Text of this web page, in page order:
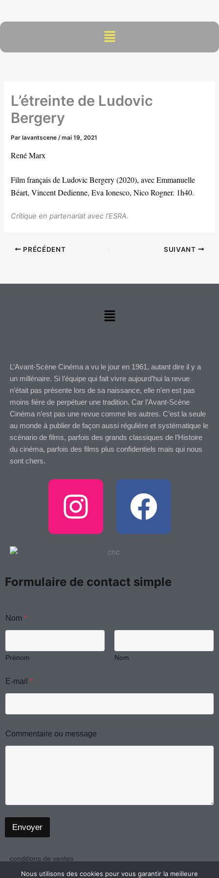
contenu
Menu
L’étreinte de Ludovic
Bergery
Parlavantscene /mai 19, 2021
René Marx
Film français de Ludovic Bergery (2020), avec Emmanuelle
Béart, Vincent Dedienne, Eva Ionesco, Nico Rogner. 1h40.
Critique en partenariat avec l’ESRA.
PRÉCÉDENT SUIVANT
Menu
L’Avant-Scène Cinéma a vu le jour en 1961, autant dire il y a
un millénaire. Si l’équipe qui fait vivre aujourd’hui la revue
n’était pas présente lors de sa naissance, elle n’en est pas
moins fière de perpétuer une tradition. Car l’Avant-Scène
Cinéma n’est pas une revue comme les autres. C’est la seule
au monde à publier de façon aussi régulière et systématique le
scénario de films, parfois des grands classiques de l’Histoire
du cinéma, parfois des films plus confidentiels mais qui nous
sont chers.
I
n
t
g
r
a
m
F
a
e
o
o
k
Formulaire de contact simple
e
s
a
g
e
s
a
e
Nom *
Prénom Nom
E-mail *
Commentaire ou message
Envoyer
conditions de ventes
politique de confidentialité
Nous utilisons des cookies pour vous garantir la meilleure